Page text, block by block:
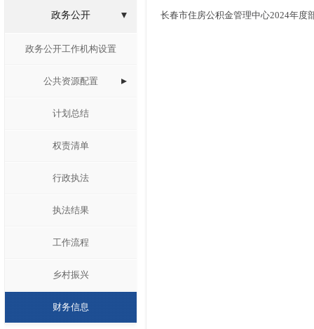
政务公开
政务公开工作机构设置
公共资源配置
计划总结
权责清单
行政执法
执法结果
工作流程
乡村振兴
财务信息
长春市住房公积金管理中心2024年度